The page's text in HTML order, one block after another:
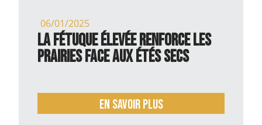
06/01/2025
La fétuque élevée renforce les
prairies face aux étés secs
En savoir plus